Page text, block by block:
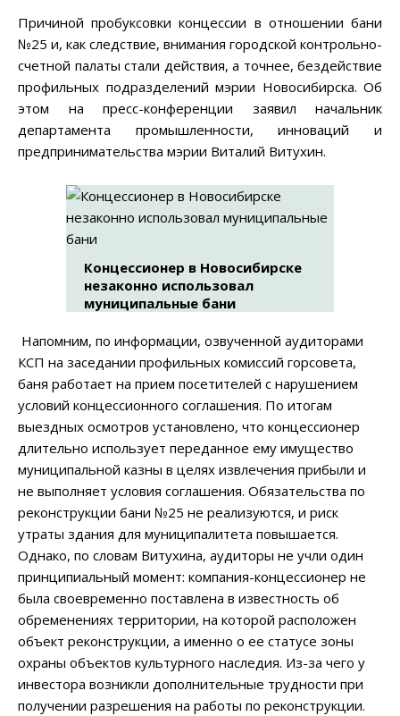
Причиной пробуксовки концессии в отношении бани
№25 и, как следствие, внимания городской контрольно-
счетной палаты стали действия, а точнее, бездействие
профильных подразделений мэрии Новосибирска. Об
этом на пресс-конференции заявил начальник
департамента промышленности, инноваций и
предпринимательства мэрии Виталий Витухин.
Концессионер в Новосибирске
незаконно использовал
муниципальные бани
Напомним, по информации, озвученной аудиторами
КСП на заседании профильных комиссий горсовета,
баня работает на прием посетителей с нарушением
условий концессионного соглашения. По итогам
выездных осмотров установлено, что концессионер
длительно использует переданное ему имущество
муниципальной казны в целях извлечения прибыли и
не выполняет условия соглашения. Обязательства по
реконструкции бани №25 не реализуются, и риск
утраты здания для муниципалитета повышается.
Однако, по словам Витухина, аудиторы не учли один
принципиальный момент: компания-концессионер не
была своевременно поставлена в известность об
обременениях территории, на которой расположен
объект реконструкции, а именно о ее статусе зоны
охраны объектов культурного наследия. Из-за чего у
инвестора возникли дополнительные трудности при
получении разрешения на работы по реконструкции.